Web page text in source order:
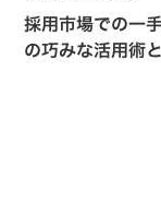
採用市場での一
の巧みな活用術